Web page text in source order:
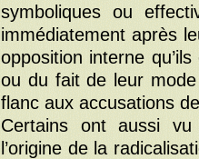
symboliques ou
immédiatement après
opposition interne
ou du fait de leur
flanc aux accusations
Certains ont aussi
l’origine de la